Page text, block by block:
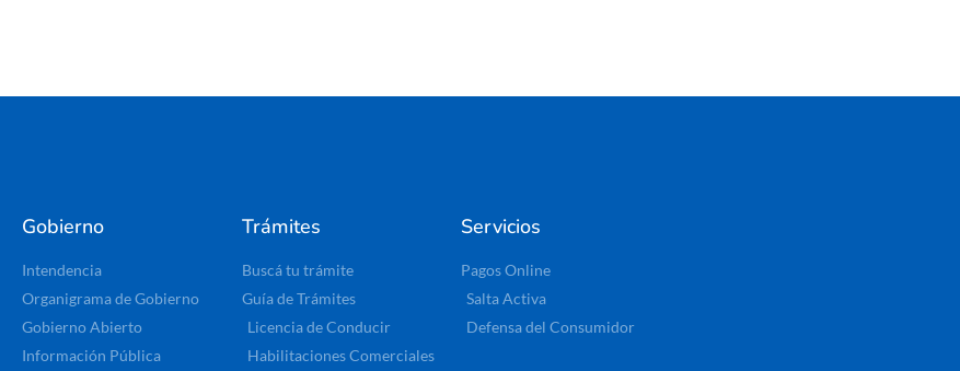
Gobierno
Intendencia
Organigrama de Gobierno
Gobierno Abierto
Información Pública
Trámites
Buscá tu trámite
Guía de Trámites
Licencia de Conducir
Habilitaciones Comerciales
Servicios
Pagos Online
Salta Activa
Defensa del Consumidor